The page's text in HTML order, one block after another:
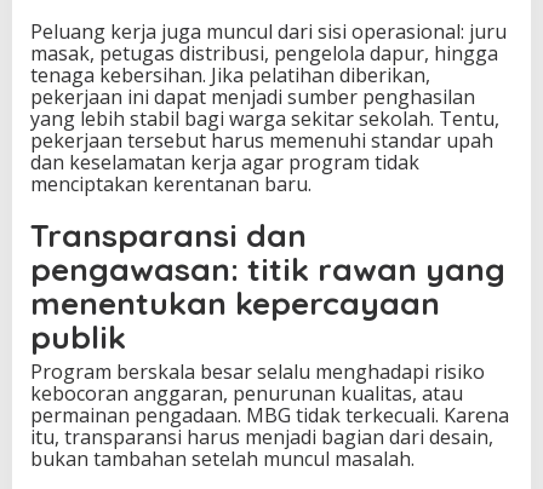
Peluang kerja juga muncul dari sisi operasional: juru
masak, petugas distribusi, pengelola dapur, hingga
tenaga kebersihan. Jika pelatihan diberikan,
pekerjaan ini dapat menjadi sumber penghasilan
yang lebih stabil bagi warga sekitar sekolah. Tentu,
pekerjaan tersebut harus memenuhi standar upah
dan keselamatan kerja agar program tidak
menciptakan kerentanan baru.
Transparansi dan
pengawasan: titik rawan yang
menentukan kepercayaan
publik
Program berskala besar selalu menghadapi risiko
kebocoran anggaran, penurunan kualitas, atau
permainan pengadaan. MBG tidak terkecuali. Karena
itu, transparansi harus menjadi bagian dari desain,
bukan tambahan setelah muncul masalah.